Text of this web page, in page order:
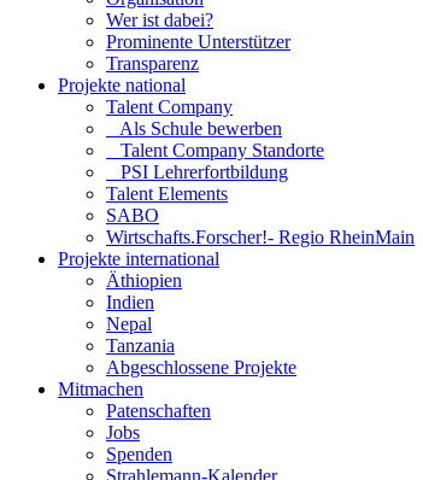
Wer ist dabei?
Prominente Unterstützer
Transparenz
Projekte national
Talent Company
Als Schule bewerben
Talent Company Standorte
PSI Lehrerfortbildung
Talent Elements
SABO
Wirtschafts.Forscher!- Regio RheinMain
Projekte international
Äthiopien
Indien
Nepal
Tanzania
Abgeschlossene Projekte
Mitmachen
Patenschaften
Jobs
Spenden
Strahlemann-Kalender